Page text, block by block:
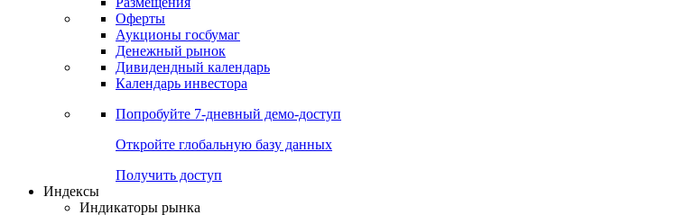
Календарь
Календарь событий
Дефолты
Размещения
Оферты
Аукционы госбумаг
Денежный рынок
Дивидендный календарь
Календарь инвестора
Попробуйте7-дневный